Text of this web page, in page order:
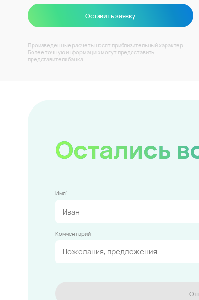
Оставить заявку
Произведенные расчеты носят приблизительный характер.
Более точную информацию могут предоставить
представители банка.
Остались
Имя*
Комментарий